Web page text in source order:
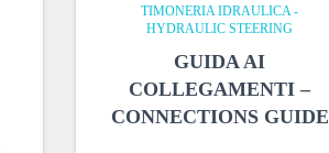
TIMONERIA IDRAULICA -
HYDRAULIC STEERING
GUIDA AI
COLLEGAMENTI –
CONNECTIONS GUIDE